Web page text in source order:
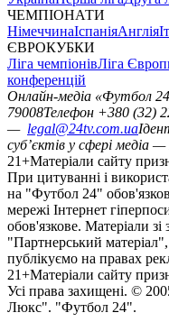
ЧЕМПІОНАТИ
НімеччинаІспаніяАнглія
ЄВРОКУБКИ
Ліга чемпіонівЛіга
конференцій
Онлайн-медіа «Футбол
79008Телефон +380 (32)
— legal@24tv.com.ua
суб’єктів у сфері медіа
21+Матеріали сайту
При цитуванні і
на "Футбол 24"
мережі Інтернет
обов'язкове. Матеріали
"Партнерський
публікуємо на правах
21+Матеріали сайту
Усi права захищенi. ©
Люкс". "Футбол 24".